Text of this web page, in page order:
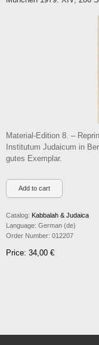
Material-Edition 8. –
Institutum Judaicum in
gutes Exemplar.
Catalog: Kabbalah & Judaica
Language: German (de)
Order Number: 012207
Price: 34,00 €